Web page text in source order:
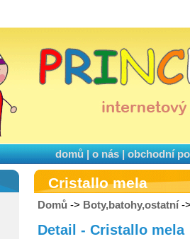
domů|o nás|obchodní
Cristallo mela
Domů -> Boty,batohy,ostatní-
Detail - Cristallo mela